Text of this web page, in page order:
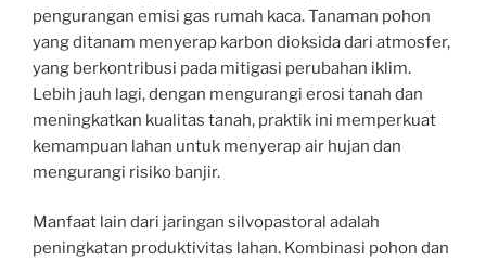
pengurangan emisi gas rumah kaca. Tanaman pohon
yang ditanam menyerap karbon dioksida dari atmosfer,
yang berkontribusi pada mitigasi perubahan iklim.
Lebih jauh lagi, dengan mengurangi erosi tanah dan
meningkatkan kualitas tanah, praktik ini memperkuat
kemampuan lahan untuk menyerap air hujan dan
mengurangi risiko banjir.
Manfaat lain dari jaringan silvopastoral adalah
peningkatan produktivitas lahan. Kombinasi pohon dan